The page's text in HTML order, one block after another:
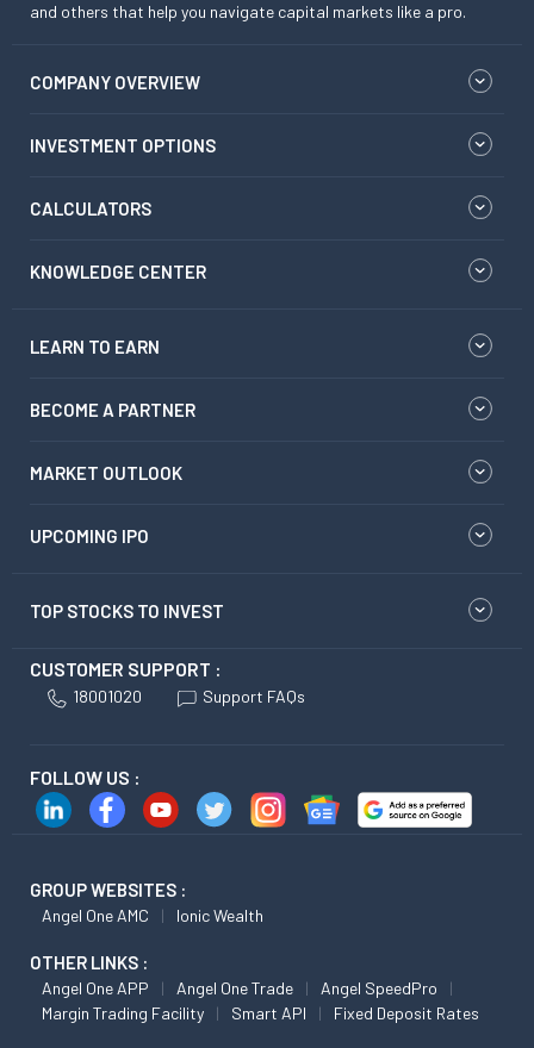
and others that help you navigate capital markets like a pro.
COMPANY OVERVIEW
INVESTMENT OPTIONS
CALCULATORS
KNOWLEDGE CENTER
LEARN TO EARN
BECOME A PARTNER
MARKET OUTLOOK
UPCOMING IPO
TOP STOCKS TO INVEST
CUSTOMER SUPPORT :
18001020 Support FAQs
FOLLOW US :
GROUP WEBSITES :
Angel One AMC Ionic Wealth
OTHER LINKS :
Angel One APP Angel One Trade
Angel SpeedPro
Margin Trading Facility
Smart API Fixed Deposit Rates